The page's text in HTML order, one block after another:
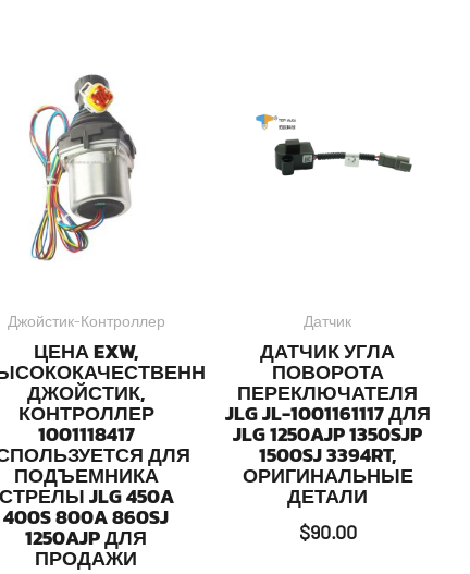
Джойстик-Контроллер
ЦЕНА EXW,
ДЖОЙСТИК,
КОНТРОЛЛЕР
1001118417
ДЛЯ
ПОДЪЕМНИКА
JLG 450A
400S 800A 860SJ
1250AJP ДЛЯ
ПРОДАЖИ
Датчик
ДАТЧИК УГЛА
ПОВОРОТА
ПЕРЕКЛЮЧАТЕЛЯ
JLG JL-1001161117 ДЛЯ
JLG 1250AJP 1350SJP
1500SJ 3394RT,
ОРИГИНАЛЬНЫЕ
ДЕТАЛИ
$90.00